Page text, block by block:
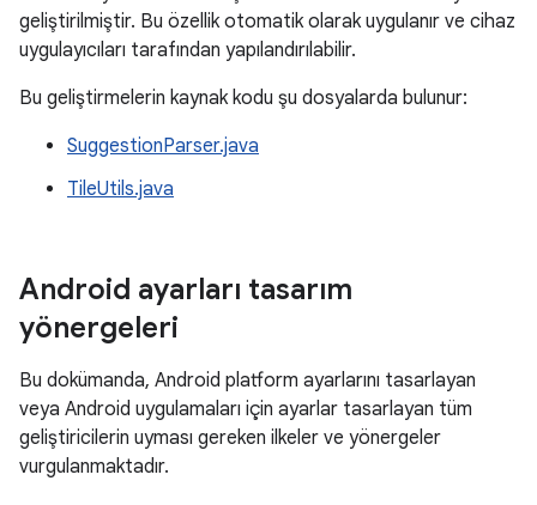
geliştirilmiştir. Bu özellik otomatik olarak uygulanır ve cihaz
uygulayıcıları tarafından yapılandırılabilir.
Bu geliştirmelerin kaynak kodu şu dosyalarda bulunur:
SuggestionParser.java
TileUtils.java
Android ayarları tasarım
yönergeleri
Bu dokümanda, Android platform ayarlarını tasarlayan
veya Android uygulamaları için ayarlar tasarlayan tüm
geliştiricilerin uyması gereken ilkeler ve yönergeler
vurgulanmaktadır.